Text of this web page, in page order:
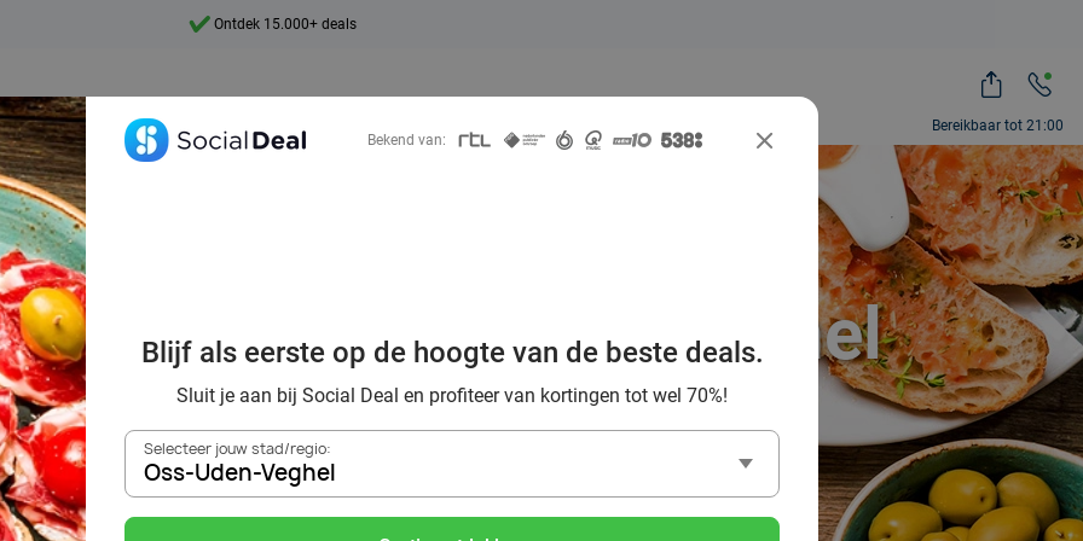
Bereikbaar tot 21:00
Ontdek 15.000+ deals
voordelig de beste
in Oss-Uden-Veghel
en omgeving
Bekend van:
Blijf als eerste op de hoogte van de beste deals.
Sluit je aan bij Social Deal en profiteer van kortingen tot wel 70%!
Selecteer jouw stad/regio:
Oss-Uden-Veghel